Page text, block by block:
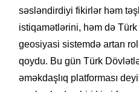
səsləndirdiyi fikirlər həm
istiqamətlərini, həm də Türk
geosiyasi sistemdə artan
qoydu. Bu gün Türk
əməkdaşlıq platforması